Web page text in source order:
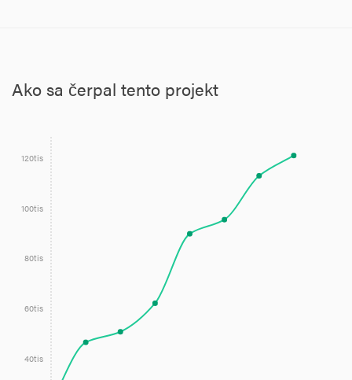
Ako sa čerpal tento projekt
40tis
60tis
80tis
100tis
120tis